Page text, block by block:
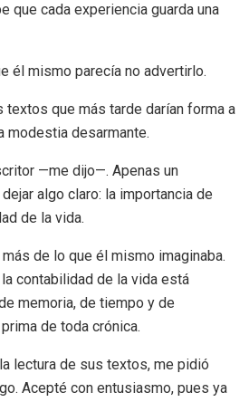
que cada experiencia guarda una
él mismo parecía no advertirlo.
textos que más tarde darían forma a
modestia desarmante.
—me dijo—. Apenas un
algo claro: la importancia de
de la vida.
de lo que él mismo imaginaba.
contabilidad de la vida está
memoria, de tiempo y de
de toda crónica.
lectura de sus textos, me pidió
Acepté con entusiasmo, pues ya